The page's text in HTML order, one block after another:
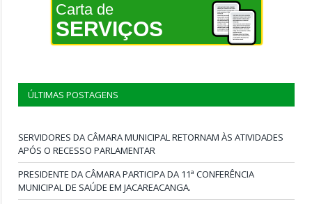
Carta de
SERVIÇOS
ÚLTIMAS POSTAGENS
SERVIDORES DA CÂMARA MUNICIPAL RETORNAM ÀS ATIVIDADES
APÓS O RECESSO PARLAMENTAR
PRESIDENTE DA CÂMARA PARTICIPA DA 11ª CONFERÊNCIA
MUNICIPAL DE SAÚDE EM JACAREACANGA.